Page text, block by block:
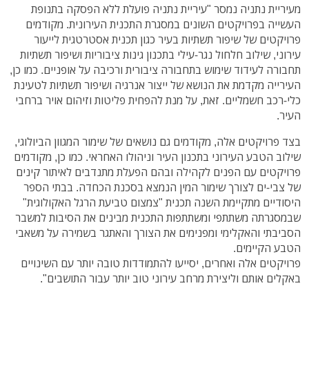
מעיריית נתניה נמסר "עיריית נתניה פועלת ללא הפסקה בתנופת
העשייה בפרויקטים השונים במסגרת התכנית העירונית. מקודמים
פרויקטים של שיפור תשתיות בעיר כגון תכנית אסטרטגית לייעור
עירוני, שילוב חלחול נגר-עילי בתכנון גינות ציבוריות ושיפור תשתיות
תחבורה לעידוד שימוש בתחבורה ציבורית ורכיבה על אופניים. כמו כן,
העירייה מקדמת את הנושא של ייצור אנרגיה ושיפור תשתיות לטעינת
כלי-רכב חשמליים. זאת, על מנת להפחית פליטות וזיהום אויר ברחבי
העיר.
בצד פרויקטים אלה, מקודמים גם נושאים של שימור המגוון הביולוגי,
שילוב הטבע העירוני בתכנון העיר וניהולו האחראי. כמו כן, מקודמים
פרויקטים עם הפנים לקהילה ובהם הפעלת מתנדבים לאיתור קינים
של צבי-ים לצורך שימור המין הנמצא בסכנת הכחדה. בבתי הספר
היסודיים מתקיימת השנה תכנית "צמצום טביעת הרגל האקולוגית"
שבמסגרתה משתתפי ומשתתפות התכנית מבינים את הסיבות למשבר
הסביבתי והאקלימי ומפנימים את הצורך והאתגר בשמירה על משאבי
הטבע הקיימים.
פרויקטים אלה ואחרים, יסייעו להתמודדות טובה יותר עם השינויים
באקלים אותם וליצירת מרחב עירוני טוב יותר עבור התושבים".